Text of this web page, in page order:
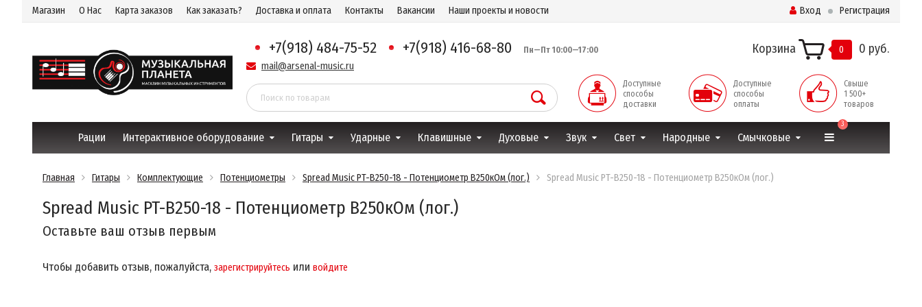
Магазин О Нас Карта заказов Как заказать? Доставка и оплата Контакты Вакансии Наши проекты и новости Вход Регистрация
+7(918) 484-75-52 +7(918) 416-68-80 Пн—Пт 10:00—17:00
mail@arsenal-music.ru
Корзина 0 0 руб.
Доступные
способы
доставки
Доступные
способы
оплаты
Свыше
1 500+
товаров
Рации Интерактивное оборудование Гитары Ударные Клавишные Духовые Звук Свет Народные Смычковые
3
Главная Гитары Комплектующие Потенциометры Spread Music PT-B250-18 - Потенциометр B250кОм (лог.) Spread Music PT-B250-18 - Потенциометр B250кОм (лог.)
Spread Music PT-B250-18 - Потенциометр B250кОм (лог.)
Оставьте ваш отзыв первым
Чтобы добавить отзыв, пожалуйста, зарегистрируйтесь или войдите